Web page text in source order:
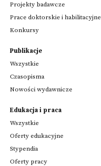
Projekty badawcze
Prace doktorskie i habilitacyjne
Konkursy
Publikacje
Wszystkie
Czasopisma
Nowości wydawnicze
Edukacja i praca
Wszystkie
Oferty edukacyjne
Stypendia
Oferty pracy